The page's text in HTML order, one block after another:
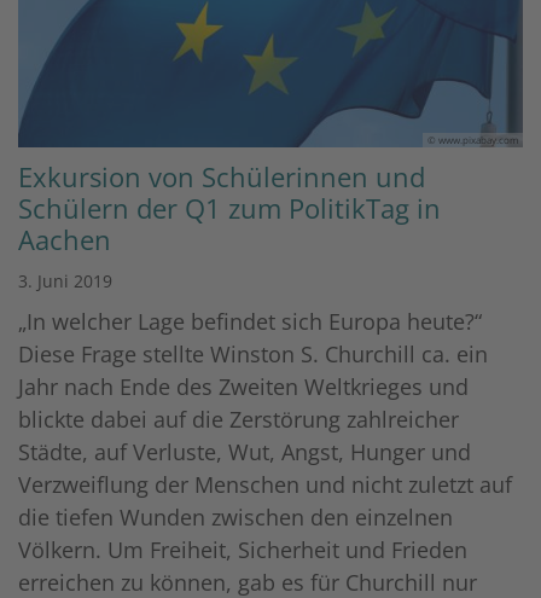
© www.pixabay.com
Exkursion von Schülerinnen und
Schülern der Q1 zum PolitikTag in
Aachen
3. Juni 2019
„In welcher Lage befindet sich Europa heute?“
Diese Frage stellte Winston S. Churchill ca. ein
Jahr nach Ende des Zweiten Weltkrieges und
blickte dabei auf die Zerstörung zahlreicher
Städte, auf Verluste, Wut, Angst, Hunger und
Verzweiflung der Menschen und nicht zuletzt auf
die tiefen Wunden zwischen den einzelnen
Völkern. Um Freiheit, Sicherheit und Frieden
erreichen zu können, gab es für Churchill nur